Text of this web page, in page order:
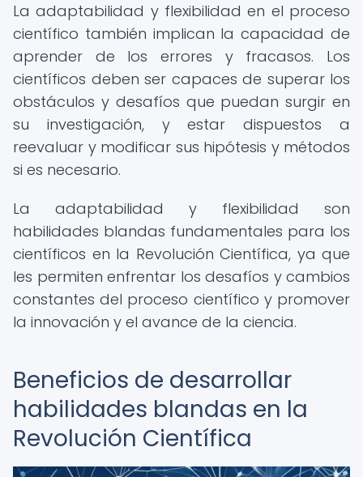
La adaptabilidad y flexibilidad en el proceso
científico también implican la capacidad de
aprender de los errores y fracasos. Los
científicos deben ser capaces de superar los
obstáculos y desafíos que puedan surgir en
su investigación, y estar dispuestos a
reevaluar y modificar sus hipótesis y métodos
si es necesario.
La adaptabilidad y flexibilidad son
habilidades blandas fundamentales para los
científicos en la Revolución Científica, ya que
les permiten enfrentar los desafíos y cambios
constantes del proceso científico y promover
la innovación y el avance de la ciencia.
Beneficios de desarrollar
habilidades blandas en la
Revolución Científica